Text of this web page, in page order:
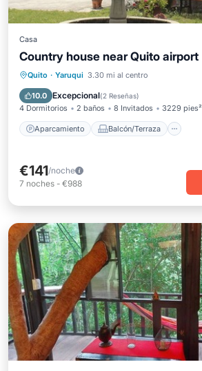
Casa
Country house near Quito airport
Quito · Yaruqui 3.30 mi al centro
10.0 Excepcional(2 Reseñas)
4 Dormitorios 2 baños 8 Invitados 3229 pies²
Aparcamiento Balcón/Terraza
Aparcamiento
Cocina
Internet
€141/noche
7 noches - €988